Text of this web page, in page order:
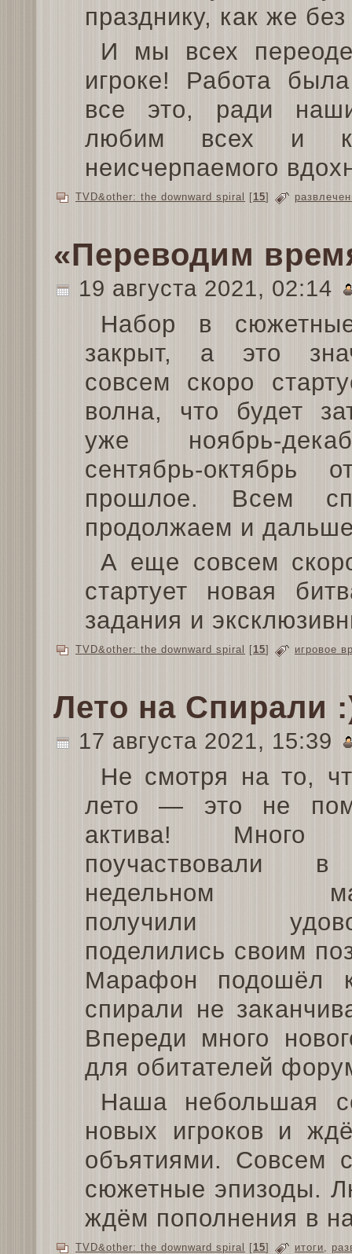
празднику, как же
И мы всех
игроке! Работа
все это, ради
любим всех и
неисчерпаемого
TVD&other: the downward spiral [15]
«Переводим
19 августа 2021, 02:14
Набор в
закрыт, а это
совсем скоро
волна, что будет
уже ноябрь-
сентябрь-октябрь
прошлое. Всем
продолжаем и
А еще совсем
стартует новая
задания и
TVD&other: the downward spiral [15] игровое
Лето на Спирали
17 августа 2021, 15:39
Не смотря на то,
лето — это не
актива! Много
поучаствовали
недельном
получили
поделились своим
Марафон подошёл
спирали не
Впереди много
для обитателей
Наша небольшая
новых игроков и
объятиями. Совсем
сюжетные эпизоды.
ждём пополнения в
TVD&other: the downward spiral [15] итоги,